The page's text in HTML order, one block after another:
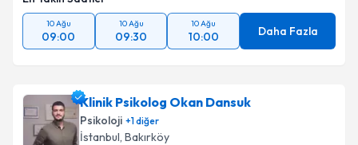
10 Ağu
09:00
10 Ağu
09:30
10 Ağu
10:00 Daha Fazla
Klinik Psikolog Okan Dansuk
Psikoloji +1diğer
İstanbul, Bakırköy